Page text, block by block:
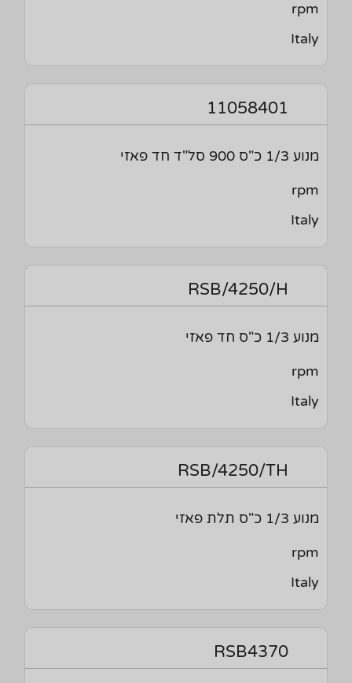
rpm
Italy
11058401
מנוע 1/3 כ"ס 900 סל"ד חד פאזי
rpm
Italy
RSB/4250/H
מנוע 1/3 כ"ס חד פאזי
rpm
Italy
RSB/4250/TH
מנוע 1/3 כ"ס תלת פאזי
rpm
Italy
RSB4370